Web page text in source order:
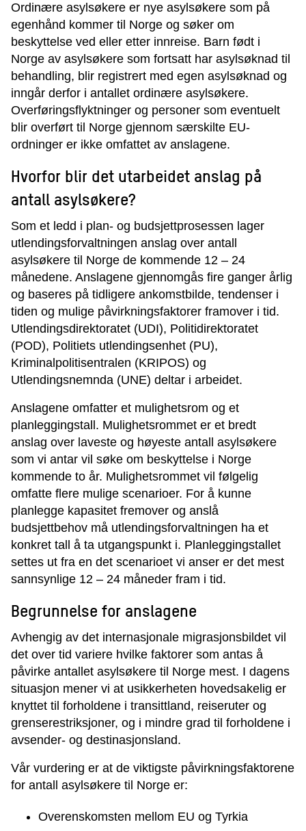
Ordinære asylsøkere er nye asylsøkere som på
egenhånd kommer til Norge og søker om
beskyttelse ved eller etter innreise. Barn født i
Norge av asylsøkere som fortsatt har asylsøknad til
behandling, blir registrert med egen asylsøknad og
inngår derfor i antallet ordinære asylsøkere.
Overføringsflyktninger og personer som eventuelt
blir overført til Norge gjennom særskilte EU-
ordninger er ikke omfattet av anslagene.
Hvorfor blir det utarbeidet anslag på
antall asylsøkere?
Som et ledd i plan- og budsjettprosessen lager
utlendingsforvaltningen anslag over antall
asylsøkere til Norge de kommende 12 – 24
månedene. Anslagene gjennomgås fire ganger årlig
og baseres på tidligere ankomstbilde, tendenser i
tiden og mulige påvirkningsfaktorer framover i tid.
Utlendingsdirektoratet (UDI), Politidirektoratet
(POD), Politiets utlendingsenhet (PU),
Kriminalpolitisentralen (KRIPOS) og
Utlendingsnemnda (UNE) deltar i arbeidet.
Anslagene omfatter et mulighetsrom og et
planleggingstall. Mulighetsrommet er et bredt
anslag over laveste og høyeste antall asylsøkere
som vi antar vil søke om beskyttelse i Norge
kommende to år. Mulighetsrommet vil følgelig
omfatte flere mulige scenarioer. For å kunne
planlegge kapasitet fremover og anslå
budsjettbehov må utlendingsforvaltningen ha et
konkret tall å ta utgangspunkt i. Planleggingstallet
settes ut fra en det scenarioet vi anser er det mest
sannsynlige 12 – 24 måneder fram i tid.
Begrunnelse for anslagene
Avhengig av det internasjonale migrasjonsbildet vil
det over tid variere hvilke faktorer som antas å
påvirke antallet asylsøkere til Norge mest. I dagens
situasjon mener vi at usikkerheten hovedsakelig er
knyttet til forholdene i transittland, reiseruter og
grenserestriksjoner, og i mindre grad til forholdene i
avsender- og destinasjonsland.
Vår vurdering er at de viktigste påvirkningsfaktorene
for antall asylsøkere til Norge er:
Overenskomsten mellom EU og Tyrkia